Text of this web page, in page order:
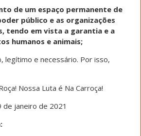
de um espaço permanente de
público e as organizações
tendo em vista a garantia e a
humanos e animais;
legítimo e necessário. Por isso,
Nossa Luta é Na Carroça!
janeiro de 2021